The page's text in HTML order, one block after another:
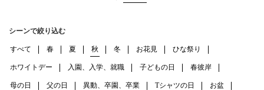
シーンで絞り込む
すべて 春 夏 秋 冬 お花見 ひな祭り
ホワイトデー 入園、入学、就職 子どもの日 春彼岸
母の日 父の日 異動、卒園、卒業 Tシャツの日 お盆